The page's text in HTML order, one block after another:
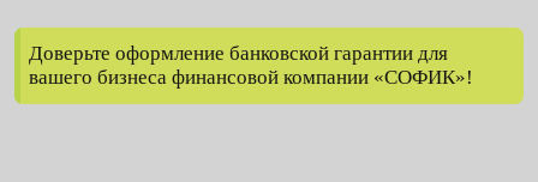
Доверьте оформление банковской гарантии для
вашего бизнеса финансовой компании «СОФИК»!